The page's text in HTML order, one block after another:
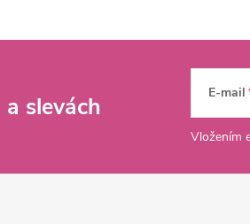
a slevách E-mail
Vložením